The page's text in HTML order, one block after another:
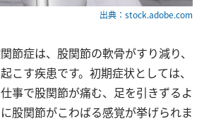
出典：stock.adobe.com
節症は、股関節の軟骨がすり減り、
こす疾患です。初期症状としては、
事で股関節が痛む、足を引きずるよ
股関節がこわばる感覚が挙げられま